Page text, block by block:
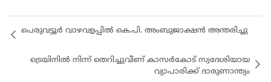
പെരുവട്ടൂർ വാഴവളപ്പിൽ കെ.പി. അംബുജാക്ഷൻ അന്തരിച്ചു
ട്രെയിനിൽ നിന്ന് തെറിച്ചുവീണ് കാസർകോട് സ്വദേശിയായ
വ്യാപാരിക്ക് ദാരുണാന്ത്യം